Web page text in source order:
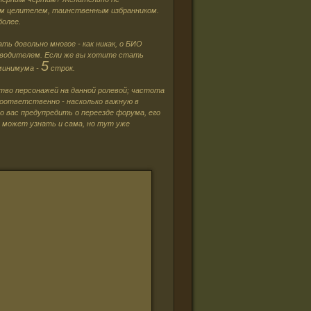
целителем, таинственным избранником.
довольно многое - как никак, о БИО
Если же вы хотите стать
-5 строк.
персонажей на данной ролевой; частота
- насколько важную в
предупредить о переезде форума, его
может узнать и сама, но тут уже